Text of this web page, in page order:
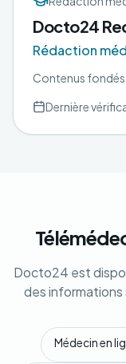
Docto24
Rédaction
Contenus fondés
Dernière
Docto24 est
des informations
Médecin en